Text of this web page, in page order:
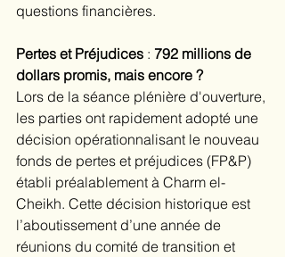
questions financières.
Pertes et Préjudices : 792 millions de
dollars promis, mais encore ?
Lors de la séance plénière d'ouverture,
les parties ont rapidement adopté une
décision opérationnalisant le nouveau
fonds de pertes et préjudices (FP&P)
établi préalablement à Charm el-
Cheikh. Cette décision historique est
l’aboutissement d’une année de
réunions du comité de transition et